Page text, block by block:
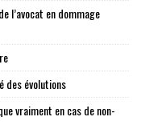
l’avocat en dommage
des évolutions
vraiment en cas de non-